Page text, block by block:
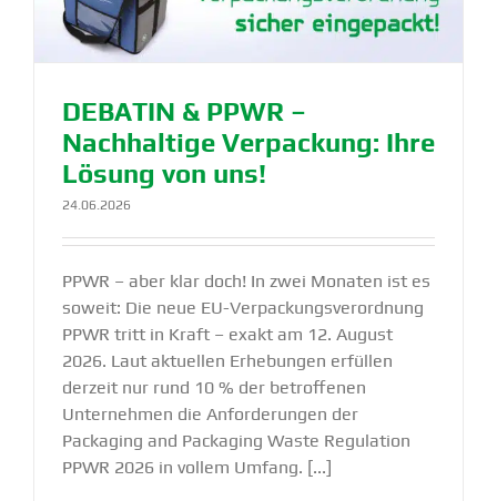
DEBATIN & PPWR –
Nachhaltige Verpa­ckung: Ihre
Lösung von uns!
24.06.2026
PPWR – aber klar doch! In zwei Monaten ist es
soweit: Die neue EU-Verpackungsverordnung
PPWR tritt in Kraft – exakt am 12. August
2026. Laut aktuellen Erhebungen erfüllen
derzeit nur rund 10 % der betroffenen
Unternehmen die Anforderungen der
Packaging and Packaging Waste Regulation
PPWR 2026 in vollem Umfang. [...]